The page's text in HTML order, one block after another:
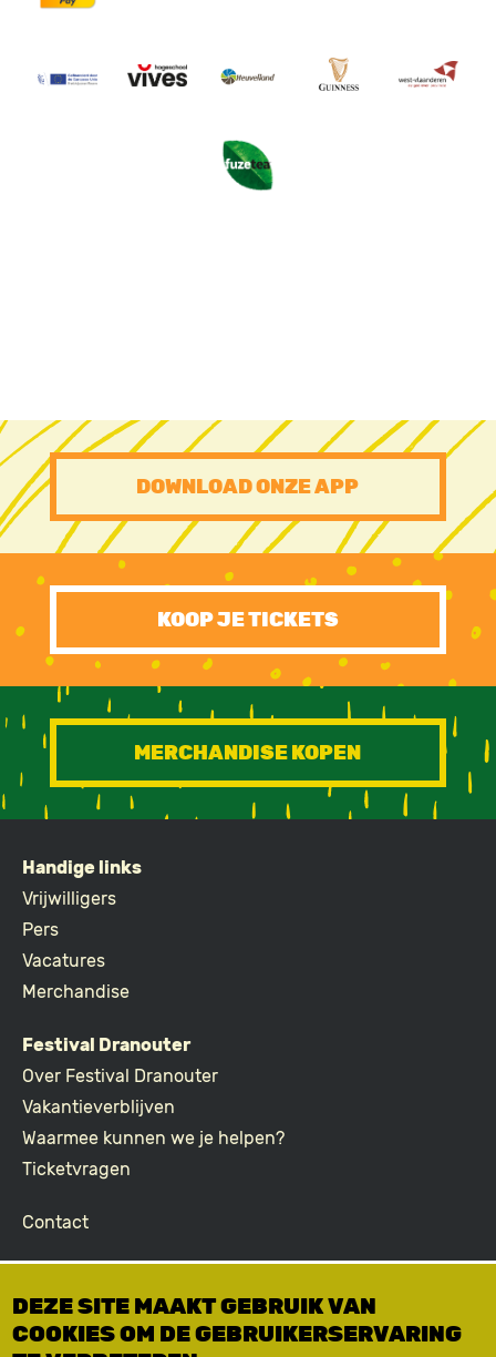
Image Image Image Image Image
Image
PRE
FOOTER
CTA
DOWNLOAD ONZE APP
KOOP JE TICKETS
MERCHANDISE KOPEN
FOOTER
Handige links
Vrijwilligers
Pers
Vacatures
Merchandise
Festival Dranouter
Over Festival Dranouter
Vakantieverblijven
Waarmee kunnen we je helpen?
Ticketvragen
Contact
Podcast
Facebook
DEZE SITE MAAKT GEBRUIK VAN
COOKIES OM DE GEBRUIKERSERVARING